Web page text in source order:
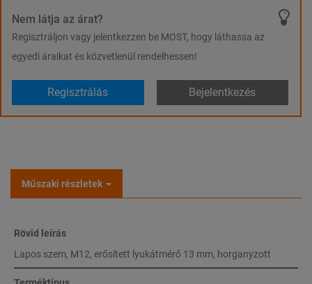
Nem látja az árat?
Regisztráljon vagy jelentkezzen be MOST, hogy láthassa az
egyedi áraikat és közvetlenül rendelhessen!
Regisztrálás Bejelentkezés
Műszaki részletek
Rövid leírás
Lapos szem, M12, erősített lyukátmérő 13 mm, horganyzott